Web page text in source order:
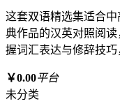
这套双语精选集适合
典作品的汉英对照阅
握词汇表达与修辞技
￥0.00平台
未分类